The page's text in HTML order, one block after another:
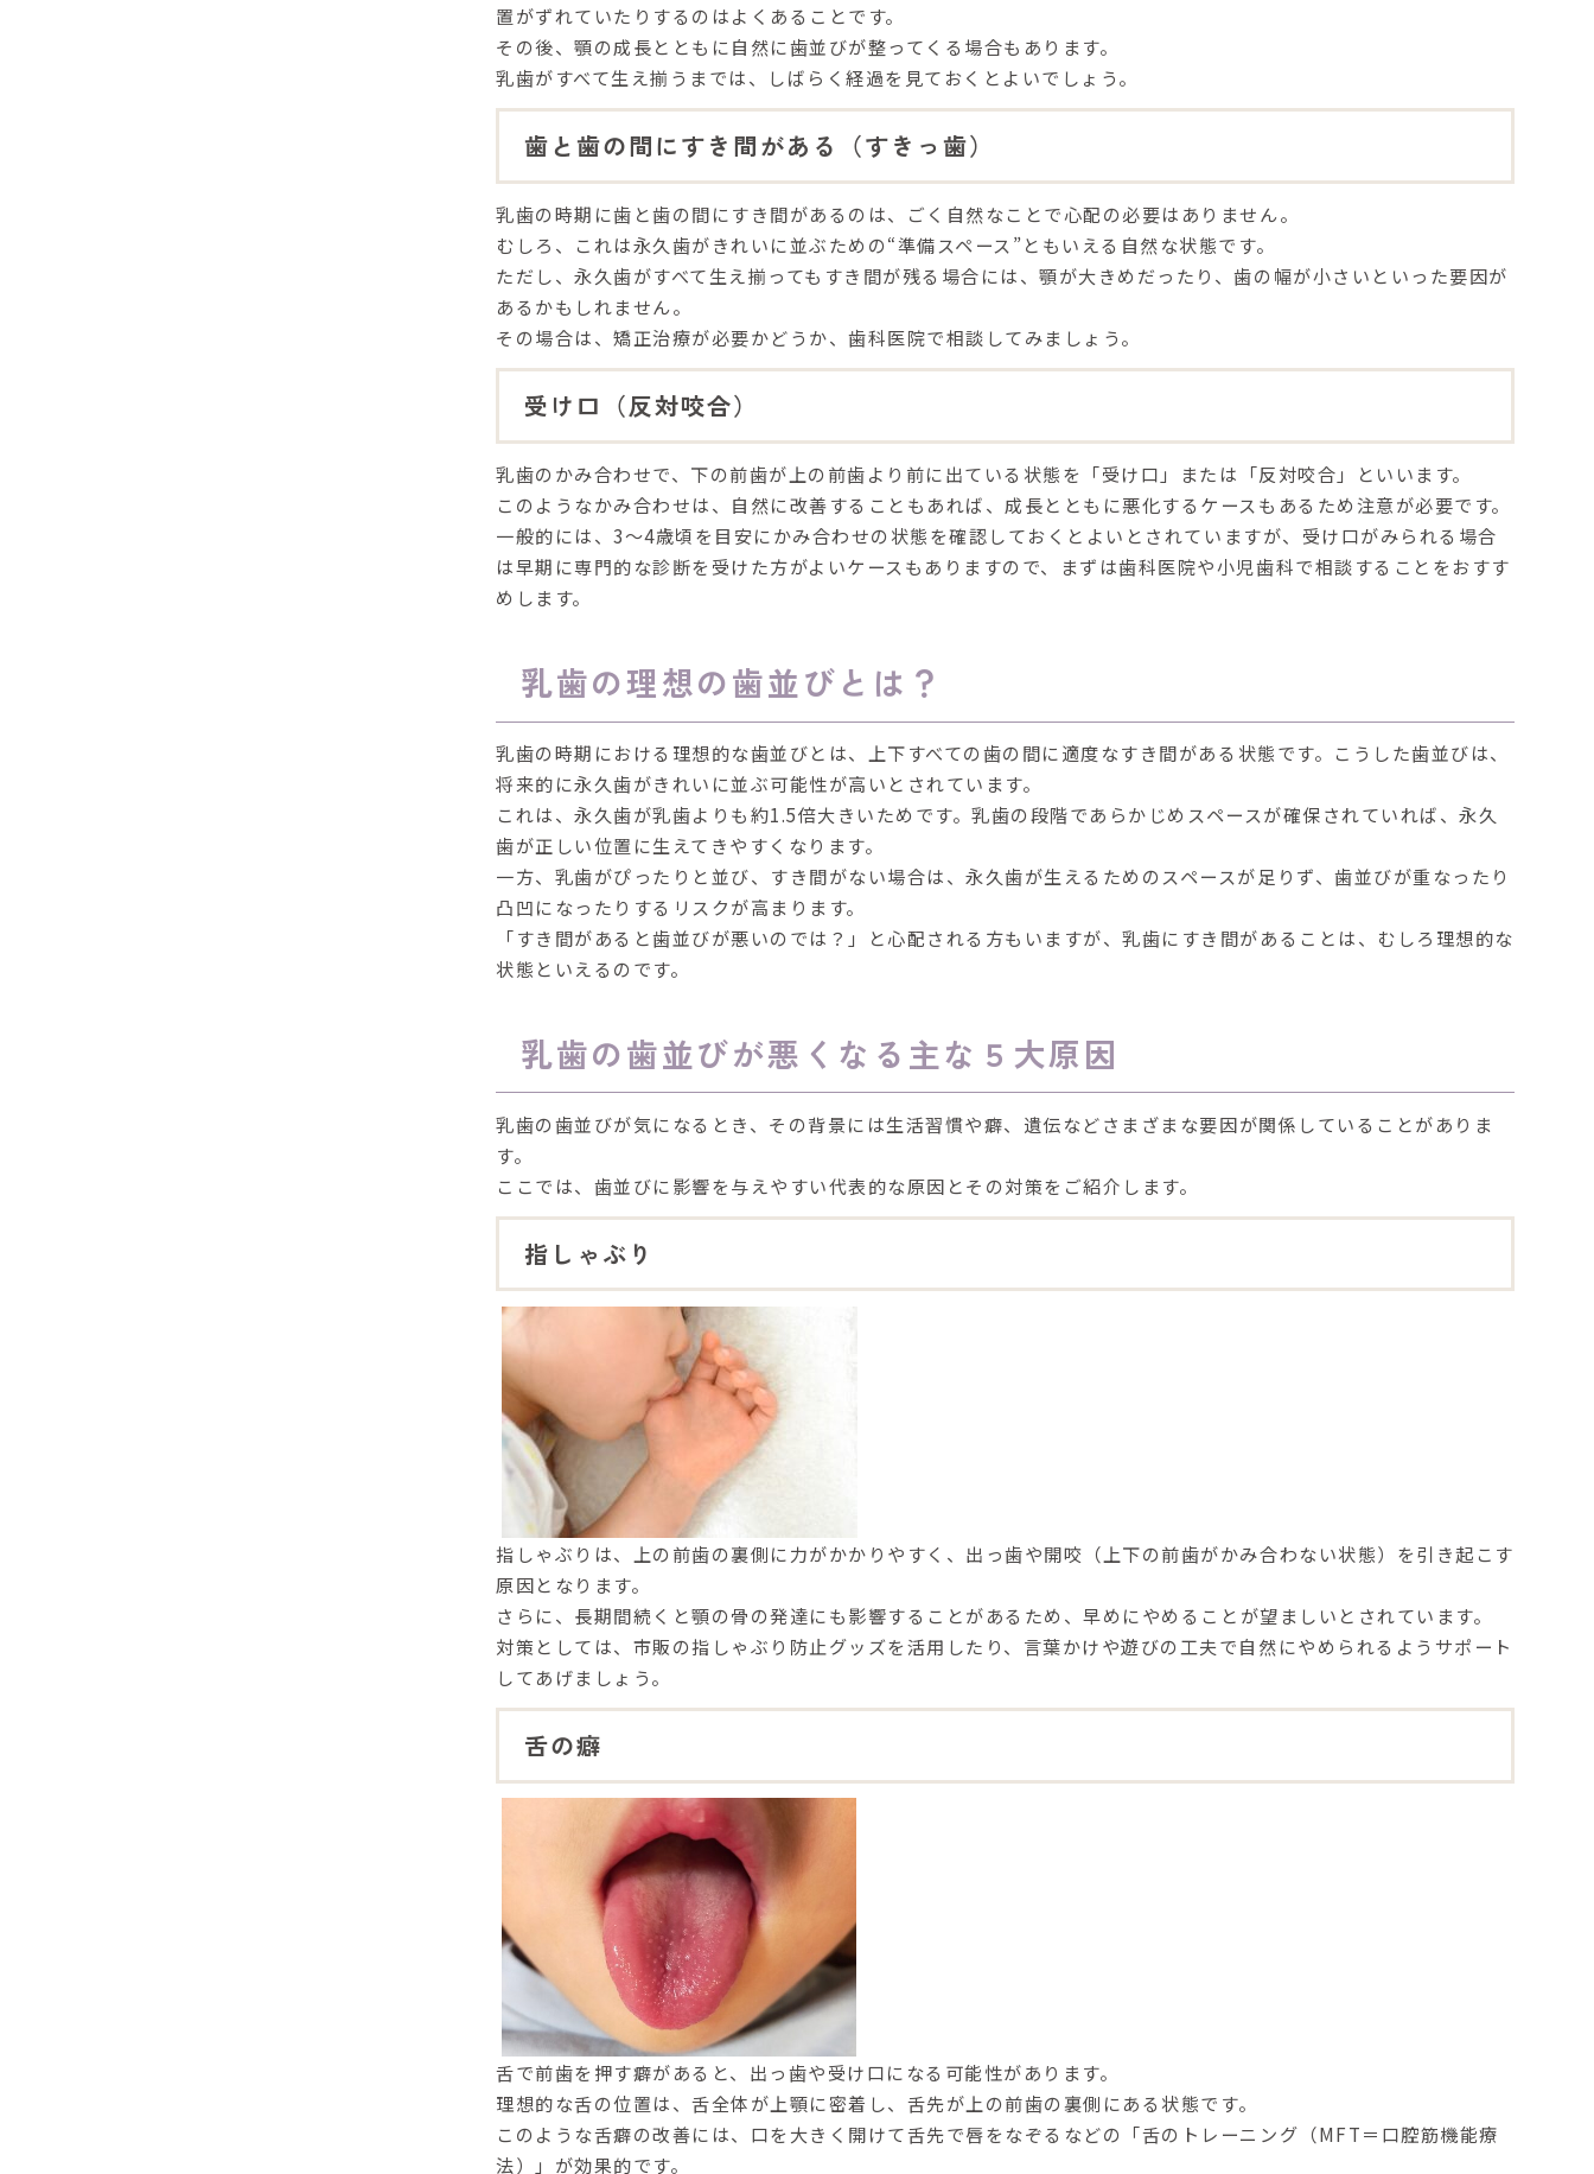
置がずれていたりするのはよくあることです。
その後、顎の成長とともに自然に歯並びが整ってくる 場合もあります。
乳歯がすべて生え揃うまでは、しばらく経過を見ておくとよいでしょう。
歯と歯の間にすき間がある（すきっ歯）
乳歯の時期に歯と歯の間にすき間があるのは、ごく自然なことで心配の必要はありません。
むしろ、これは永久歯がきれいに並ぶための“準備スペース”ともいえる自然な状態です。
ただし、永久歯がすべて生え揃ってもすき間が残る場合には、顎が大きめだったり、歯の幅が小さいといった要因が
あるかもしれません。
その場合は、矯正治療が必要かどうか、歯科医院で相談してみましょう。
受け口（反対咬合）
乳歯のかみ合わせで、 下の前歯が上の前歯より前に出ている状態を「受け口」または「反対咬合」といいます。
このようなかみ合わせは、 自然に改善することもあれば、成長とともに悪化するケースもあるため注意が必要です。
一般的には、3〜4歳頃を目安にかみ合わせの状態を確認しておくとよい とされていますが、受け口がみられる場合
は早期に専門的な診断を受けた方がよいケースもありますので、まずは歯科医院や小児歯科で相談することをおすす
めします。
乳歯の理想の歯並びとは？
乳歯の時期における理想的な歯並びとは、上下すべての歯の間に適度なすき間がある状態です。こうした歯並びは、
将来的に永久歯がきれいに並ぶ可能性が高い とされています。
これは、永久歯が乳歯よりも約1.5倍大きいためです。乳歯の段階であらかじめスペースが確保されていれば、永久
歯が正しい位置に生えてきやすくなります。
一方、乳歯がぴったりと並び、すき間がない場合は、永久歯が生えるためのスペースが足りず、歯並びが重なったり
凸凹になったりするリスクが高まります。
「すき間があると歯並びが悪いのでは？」と心配される方もいますが、乳歯にすき間があることは、むしろ理想的な
状態 といえるのです。
乳歯の歯並びが悪くなる主な５大原因
乳歯の歯並びが気になるとき、その背景には生活習慣や癖、遺伝などさまざまな要因が関係していることがありま
す。
ここでは、歯並びに影響を与えやすい代表的な原因とその対策をご紹介します。
指しゃぶり
指しゃぶりは、
上の前歯の裏側に力がかかりやすく、出っ歯や開咬（上下の前歯がかみ合わない状態）を引き起こす
原因となります。
さらに、 長期間続くと顎の骨の発達にも影響する ことがあるため、早めにやめることが望ましいとされています。
対策としては、市販の指しゃぶり防止グッズを活用したり、言葉かけや遊びの工夫で自然にやめられるようサポート
してあげましょう。
舌の癖
舌で前歯を押す癖があると、出っ歯や受け口になる可能性があります。
理想的な舌の位置は、舌全体が上顎に密着し、舌先が上の前歯の裏側にある状態です。
このような舌癖の改善には、口を大きく開けて舌先で唇をなぞるなどの「舌のトレーニング（MFT＝口腔筋機能療
法）」が効果的です。